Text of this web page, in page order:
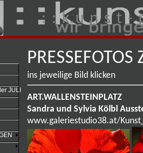
: : k u n s t -
JULI
ins jeweilige Bild klicken
ART.WALLENSTEINPLATZ
Sandra und Sylvia Kölbl
www.galeriestudio38.at/